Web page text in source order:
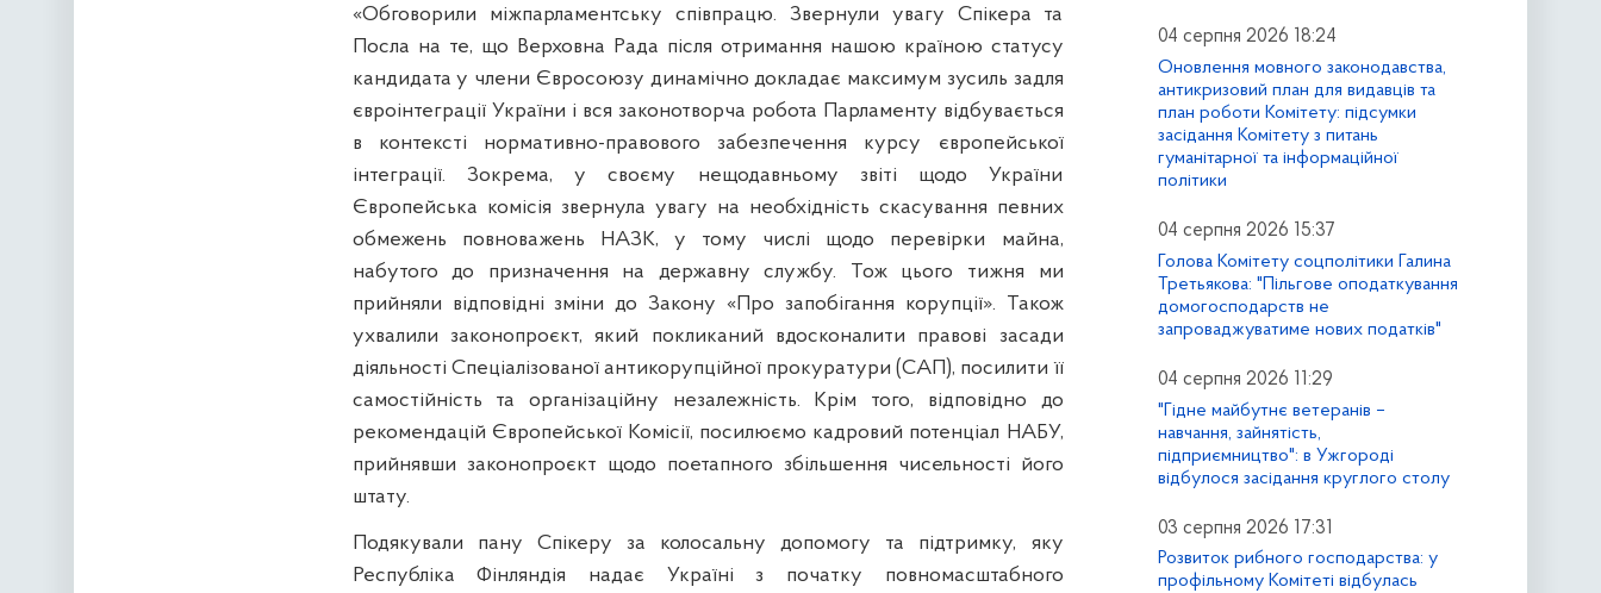
«Обговорили міжпарламентську співпрацю. Звернули увагу Спікера та
Посла на те, що Верховна Рада після отримання нашою країною статусу
кандидата у члени Євросоюзу динамічно докладає максимум зусиль задля
євроінтеграції України і вся законотворча робота Парламенту відбувається
в контексті нормативно-правового забезпечення курсу європейської
інтеграції. Зокрема, у своєму нещодавньому звіті щодо України
Європейська комісія звернула увагу на необхідність скасування певних
обмежень повноважень НАЗК, у тому числі щодо перевірки майна,
набутого до призначення на державну службу. Тож цього тижня ми
прийняли відповідні зміни до Закону «Про запобігання корупції». Також
ухвалили законопроєкт, який покликаний вдосконалити правові засади
діяльності Спеціалізованої антикорупційної прокуратури (САП), посилити її
самостійність та організаційну незалежність. Крім того, відповідно до
рекомендацій Європейської Комісії, посилюємо кадровий потенціал НАБУ,
прийнявши законопроєкт щодо поетапного збільшення чисельності його
штату.
Подякували пану Спікеру за колосальну допомогу та підтримку, яку
Республіка Фінляндія надає Україні з початку повномасштабного
04 серпня 2026 18:24
Оновлення мовного законодавства,
антикризовий план для видавців та
план роботи Комітету: підсумки
засідання Комітету з питань
гуманітарної та інформаційної
політики
04 серпня 2026 15:37
Голова Комітету соцполітики Галина
Третьякова: "Пільгове оподаткування
домогосподарств не
запроваджуватиме нових податків"
04 серпня 2026 11:29
"Гідне майбутнє ветеранів –
навчання, зайнятість,
підприємництво": в Ужгороді
відбулося засідання круглого столу
03 серпня 2026 17:31
Розвиток рибного господарства: у
профільному Комітеті відбулась